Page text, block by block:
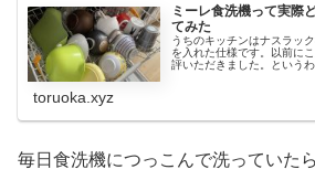
ミーレ食洗機って実際
てみた
うちのキッチンはナスラッ
を入れた仕様です。以前に
評いただきました。という
toruoka.xyz
毎日食洗機につっこんで洗っていた